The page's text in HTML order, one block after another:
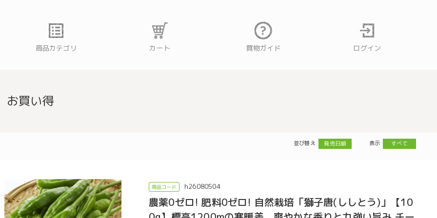
商品カテゴリ カート 買物ガイド ログイン
お買い得
並び替え 発売日順 表示 すべて
h26080504
農薬0ゼロ! 肥料0ゼロ! 自然栽培「獅子唐(ししとう)」【10